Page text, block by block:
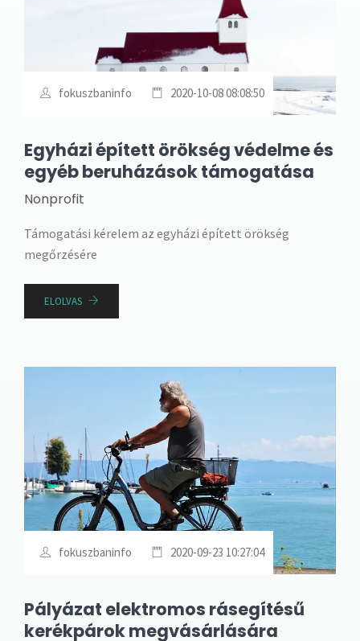
fokuszbaninfo 2020-10-08 08:08:50
Egyházi épített örökség védelme és
egyéb beruházások támogatása
Nonprofit
Támogatási kérelem az egyházi épített örökség
megőrzésére
ELOLVAS
fokuszbaninfo 2020-09-23 10:27:04
Pályázat elektromos rásegítésű
kerékpárok megvásárlására